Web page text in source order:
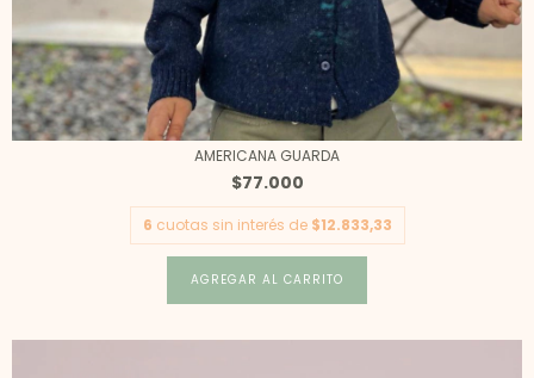
AMERICANA GUARDA
$77.000
6 cuotas sin interés de $12.833,33
AGREGAR AL CARRITO